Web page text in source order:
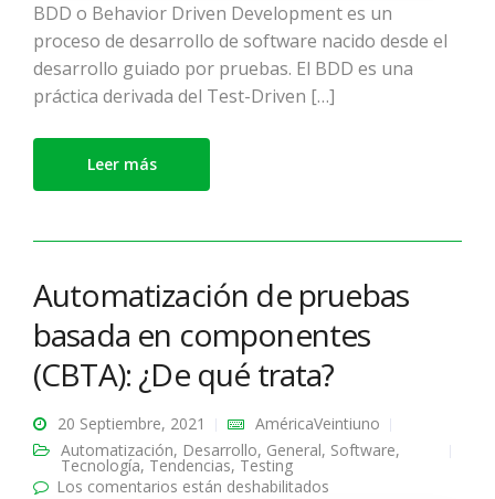
BDD o Behavior Driven Development es un
proceso de desarrollo de software nacido desde el
desarrollo guiado por pruebas. El BDD es una
práctica derivada del Test-Driven […]
Leer más
Automatización de pruebas
basada en componentes
(CBTA): ¿De qué trata?
20 Septiembre, 2021
AméricaVeintiuno
Automatización, Desarrollo, General, Software,
Tecnología, Tendencias, Testing
Los comentarios están deshabilitados